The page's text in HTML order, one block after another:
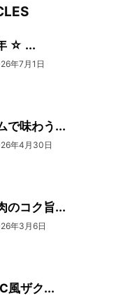
☆ ...
年7月1日
で味わう...
年4月30日
のコク旨...
年3月6日
風ザク...